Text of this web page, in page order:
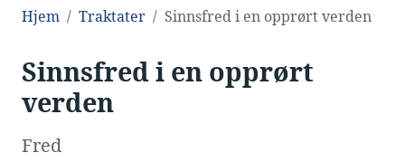
Hjem Traktater Sinnsfred i en opprørt verden
Sinnsfred i en opprørt
verden
Fred